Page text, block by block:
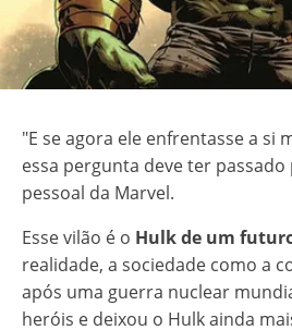
"E se agora ele enfrentasse a si
essa pergunta deve ter
pessoal da Marvel.
Esse vilão é o Hulk de um
realidade, a sociedade como a
após uma guerra nuclear
heróis e deixou o Hulk ainda